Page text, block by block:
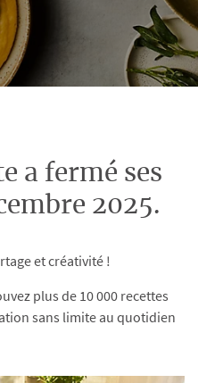
a fermé ses
2025.
et créativité !
plus de 10 000 recettes
sans limite au quotidien